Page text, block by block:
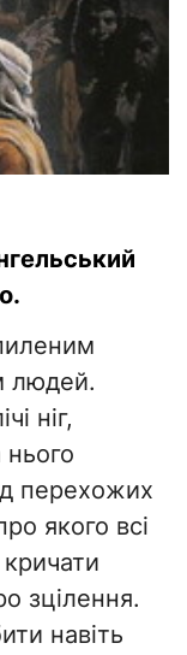
людей.
ніг,
перехожих
якого всі
зцілення.
навіть